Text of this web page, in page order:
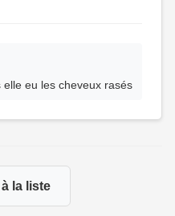
eu les cheveux rasés
la liste